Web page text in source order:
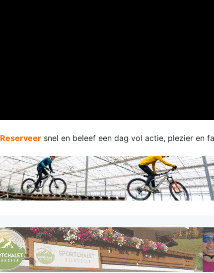
Reserveer snel en beleef een dag vol actie, plezier en